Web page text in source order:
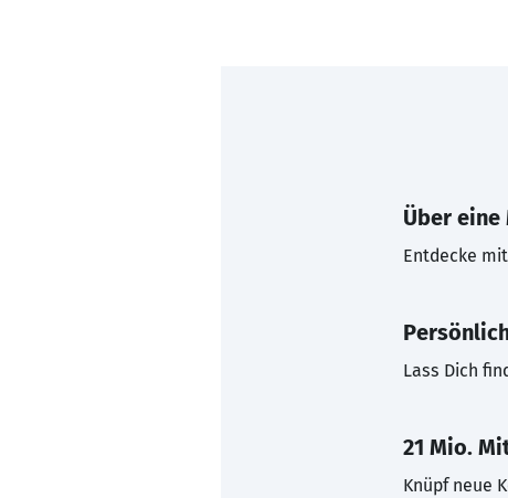
Über
Entdecke
Lass Dich
21 Mio.
Knüpf neue